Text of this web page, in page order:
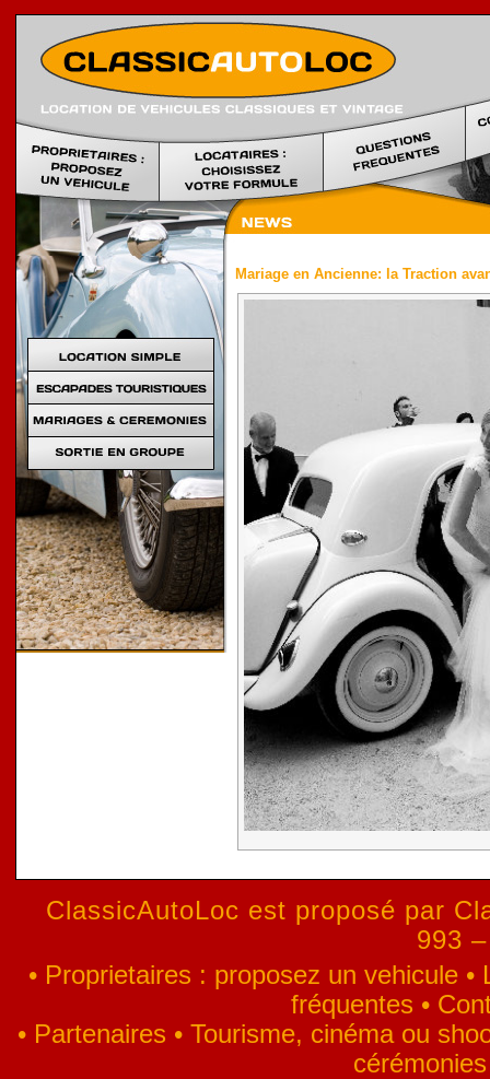
Mariage en Ancienne: la Traction
ClassicAutoLoc est proposé par
993
• Proprietaires : proposez un vehicule•
fréquentes •
• Partenaires • Tourisme, cinéma ou
cérémonies